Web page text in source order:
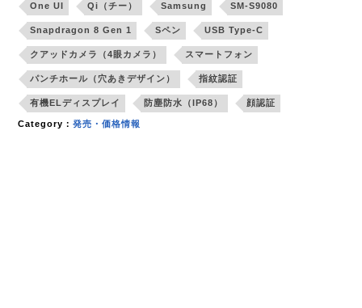
One UI Qi（チー） Samsung SM-S9080
Snapdragon 8 Gen 1 Sペン USB Type-C
クアッドカメラ（4眼カメラ） スマートフォン
パンチホール（穴あきデザイン） 指紋認証
有機ELディスプレイ 防塵防水（IP68） 顔認証
Category：発売・価格情報